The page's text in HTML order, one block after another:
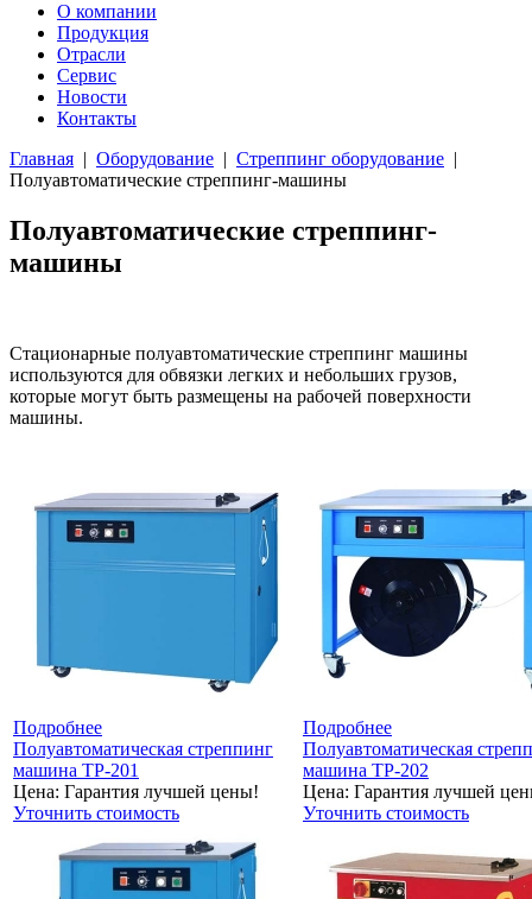
О компании
Продукция
Отрасли
Сервис
Новости
Контакты
Главная | Оборудование | Стреппинг оборудование |
Полуавтоматические стреппинг-машины
Полуавтоматические стреппинг-
машины
Стационарные полуавтоматические стреппинг машины
используются для обвязки легких и небольших грузов,
которые могут быть размещены на рабочей поверхности
машины.
Подробнее
Полуавтоматическая стреппинг
машина TP-201
Цена: Гарантия лучшей цены!
Уточнить стоимость
Подробнее
Полуавтоматическая
машина TP-202
Цена: Гарантия лучшей
Уточнить стоимость